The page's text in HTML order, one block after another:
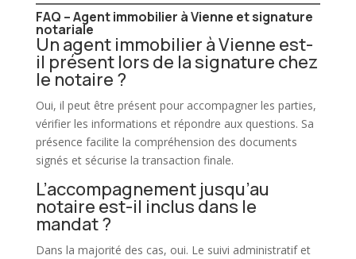
FAQ – Agent immobilier à Vienne et signature
notariale
Un agent immobilier à Vienne est-
il présent lors de la signature chez
le notaire ?
Oui, il peut être présent pour accompagner les parties,
vérifier les informations et répondre aux questions. Sa
présence facilite la compréhension des documents
signés et sécurise la transaction finale.
L’accompagnement jusqu’au
notaire est-il inclus dans le
mandat ?
Dans la majorité des cas, oui. Le suivi administratif et